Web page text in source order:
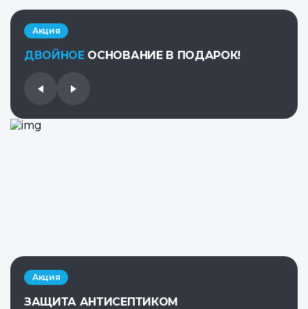
Акция
ДВОЙНОЕОСНОВАНИЕ В ПОДАРОК!
Акция
ЗАЩИТА АНТИСЕПТИКОМ